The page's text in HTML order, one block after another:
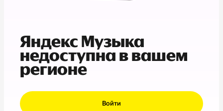
Яндекс Музыка
недоступна в вашем
регионе
Войти